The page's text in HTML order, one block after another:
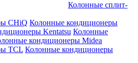
Колонные сплит-
CHiQ Колонные кондиционеры
Kentatsu Колонные
кондиционеры Midea
TCL Колонные кондиционеры